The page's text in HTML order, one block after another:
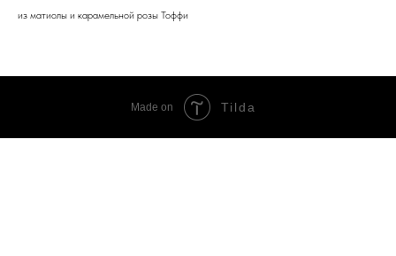
из матиолы и карамельной розы Тоффи
Made on Tilda